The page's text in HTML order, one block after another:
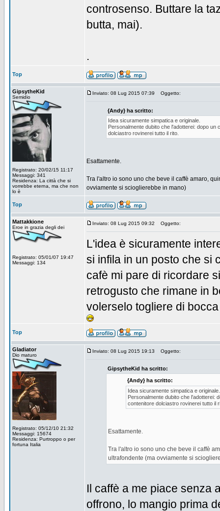
controsenso. Buttare la
butta, mai).
.
Top
GipsytheKid
Semidio
Registrato: 20/02/15 11:17
Messaggi: 341
Residenza: La città che si
vorrebbe eterna, ma che non
lo è
Inviato: 08 Lug 2015 07:39 Oggetto:
{Andy} ha scritto:
Idea sicuramente simpatica e originale.
Personalmente dubito che l'adotterei: dopo
dolciastro rovinerei tutto il rito.
Esattamente.
Tra l'altro io sono uno che beve il caffè amaro,
ovviamente si scioglierebbe in mano)
Top
Mattakkione
Eroe in grazia degli dei
Registrato: 05/01/07 19:47
Messaggi: 134
Inviato: 08 Lug 2015 09:32 Oggetto:
L'idea è sicuramente
si infila in un posto che si
cafè mi pare di ricordare
retrogusto che rimane in
volerselo togliere di
Top
Gladiator
Dio maturo
Registrato: 05/12/10 21:32
Messaggi: 15674
Residenza: Purtroppo o per
fortuna Italia
Inviato: 08 Lug 2015 19:13 Oggetto:
GipsytheKid ha scritto:
{Andy} ha scritto:
Idea sicuramente simpatica e originale.
Personalmente dubito che l'adotterei:
contenitore dolciastro rovinerei tutto il
Esattamente.
Tra l'altro io sono uno che beve il caffè
ultrafondente (ma ovviamente si
Il caffè a me piace senza
offrono, lo mangio prima